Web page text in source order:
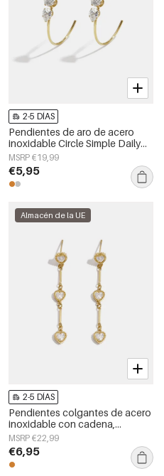
2-5 DÍAS
Pendientes de aro de acero
inoxidable Circle Simple Daily
Simple Series Joyería para mujer
MSRP €19,99
€5,95
Almacén de la UE
2-5 DÍAS
Pendientes colgantes de acero
inoxidable con cadena,
elegantes, ideales para
reuniones o fiestas. Colección
de lujo para mujer.
MSRP €22,99
€6,95